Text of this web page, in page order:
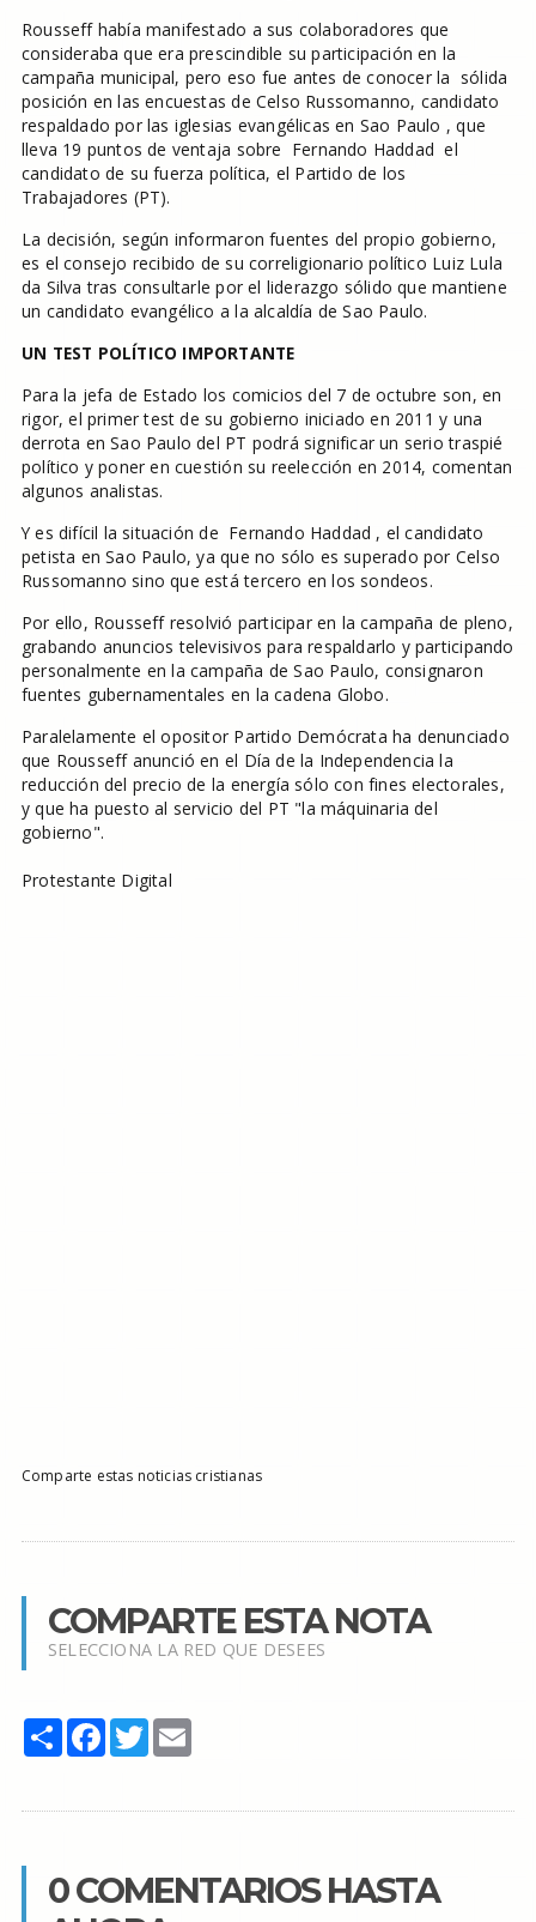
Rousseff había manifestado a sus colaboradores que
consideraba que era prescindible su participación en la
campaña municipal, pero eso fue antes de conocer la sólida
posición en las encuestas de Celso Russomanno, candidato
respaldado por las iglesias evangélicas en Sao Paulo , que
lleva 19 puntos de ventaja sobre Fernando Haddad el
candidato de su fuerza política, el Partido de los
Trabajadores (PT).
La decisión, según informaron fuentes del propio gobierno,
es el consejo recibido de su correligionario político Luiz Lula
da Silva tras consultarle por el liderazgo sólido que mantiene
un candidato evangélico a la alcaldía de Sao Paulo.
UN TEST POLÍTICO IMPORTANTE
Para la jefa de Estado los comicios del 7 de octubre son, en
rigor, el primer test de su gobierno iniciado en 2011 y una
derrota en Sao Paulo del PT podrá significar un serio traspié
político y poner en cuestión su reelección en 2014, comentan
algunos analistas.
Y es difícil la situación de Fernando Haddad , el candidato
petista en Sao Paulo, ya que no sólo es superado por Celso
Russomanno sino que está tercero en los sondeos.
Por ello, Rousseff resolvió participar en la campaña de pleno,
grabando anuncios televisivos para respaldarlo y participando
personalmente en la campaña de Sao Paulo, consignaron
fuentes gubernamentales en la cadena Globo.
Paralelamente el opositor Partido Demócrata ha denunciado
que Rousseff anunció en el Día de la Independencia la
reducción del precio de la energía sólo con fines electorales,
y que ha puesto al servicio del PT "la máquinaria del
gobierno".
Protestante Digital
Comparte estas noticias cristianas
COMPARTE ESTA NOTA
SELECCIONA LA RED QUE DESEES
Share Facebook
TwitterEmail
0 COMENTARIOS HASTA